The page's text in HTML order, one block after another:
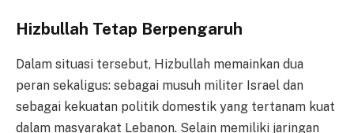
Hizbullah Tetap Berpengaruh
Dalam situasi tersebut, Hizbullah memainkan dua
peran sekaligus: sebagai musuh militer Israel dan
sebagai kekuatan politik domestik yang tertanam kuat
dalam masyarakat Lebanon. Selain memiliki jaringan